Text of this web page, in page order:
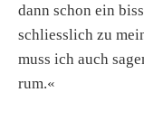
dann schon ein
schliesslich zu
muss ich auch
rum.«